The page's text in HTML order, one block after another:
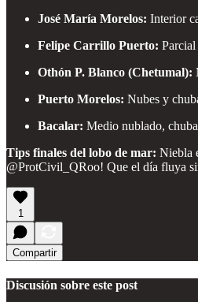
José María Morelos: Interior
Felipe Carrillo Puerto:
Othón P. Blanco (Chetumal):
Puerto Morelos: Nubes y
Bacalar: Medio nublado,
Tips finales del lobo de mar: Niebla
@ProtCivil_QRoo! Que el día fluya
1
Compartir
Discusión sobre este post